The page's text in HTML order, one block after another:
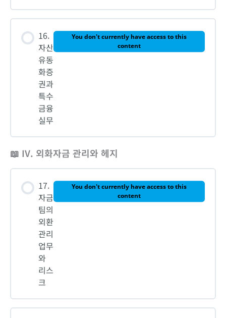
16.
자산
유동
화증
권과
특수
금융
실무
You don't currently have access to this
content
📖 IV. 외화자금 관리와 헤지
17.
자금
팀의
외환
관리
업무
와
리스
크
You don't currently have access to this
content